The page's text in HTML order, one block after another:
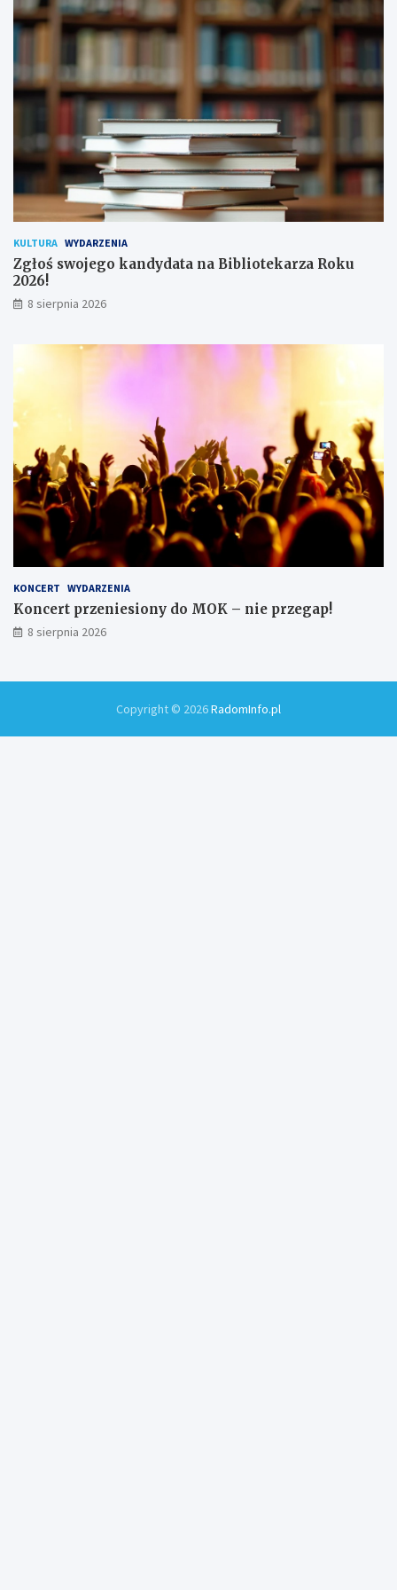
a
n
!
d
y
h
u
ż
o
n
i
ó
w
KULTURA WYDARZENIA
Zgłoś swojego kandydata na Bibliotekarza Roku
2026!
8 sierpnia 2026
KONCERT WYDARZENIA
Koncert przeniesiony do MOK – nie przegap!
8 sierpnia 2026
Copyright © 2026RadomInfo.pl